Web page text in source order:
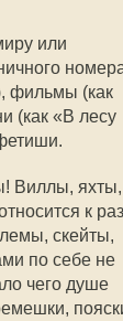
или
фильмы (как
(как «В лесу
Виллы, яхты,
к
скейты,
по себе не
чего душе